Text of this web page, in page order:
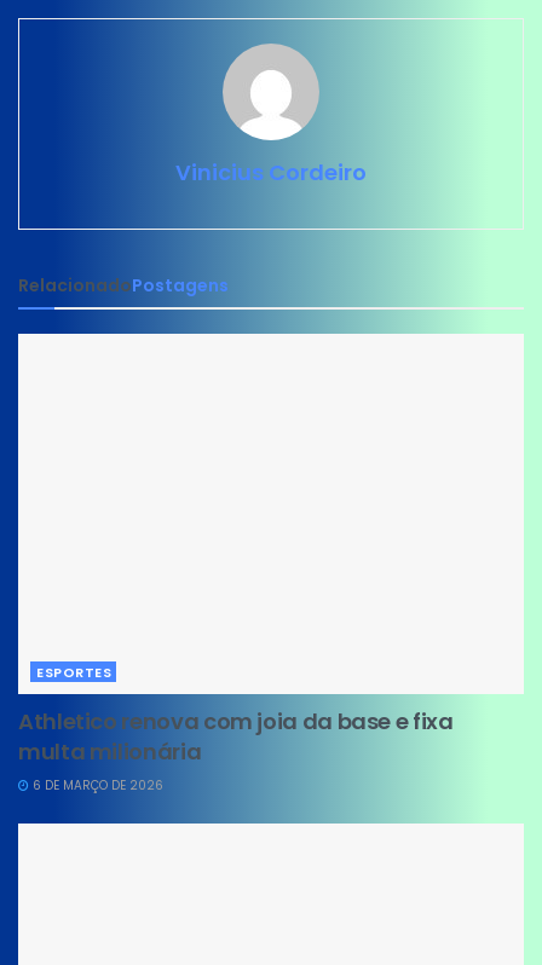
Vinicius Cordeiro
RelacionadoPostagens
ESPORTES
Athletico renova com joia da base e fixa
multa milionária
6 DE MARÇO DE 2026